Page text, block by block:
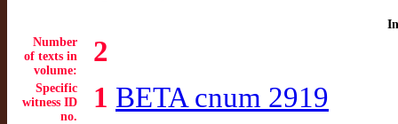
Number
of texts in
volume:
2
Specific
witness ID
no.
1 BETA cnum 2919